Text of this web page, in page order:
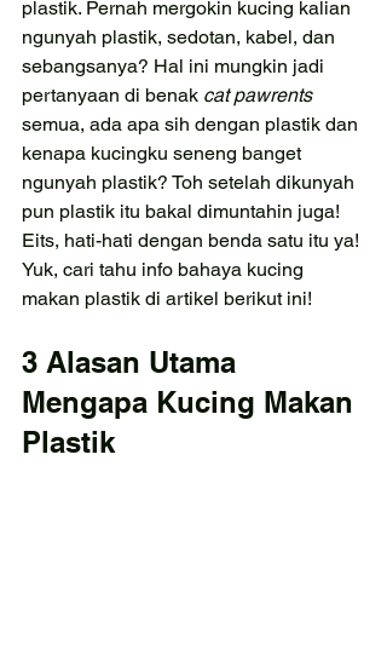
plastik. Pernah mergokin kucing kalian
ngunyah plastik, sedotan, kabel, dan
sebangsanya? Hal ini mungkin jadi
pertanyaan di benak cat pawrents
semua, ada apa sih dengan plastik dan
kenapa kucingku seneng banget
ngunyah plastik? Toh setelah dikunyah
pun plastik itu bakal dimuntahin juga!
Eits, hati-hati dengan benda satu itu ya!
Yuk, cari tahu info bahaya kucing
makan plastik di artikel berikut ini!
3 Alasan Utama
Mengapa Kucing Makan
Plastik